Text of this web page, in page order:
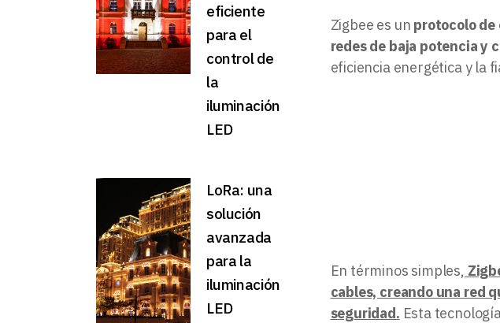
Zigbee es un protocolo de
redes de baja potencia y
eficiencia energética y la
En términos simples,
cables, creando una red
seguridad. Esta
eficiente
para el
control de
la
iluminación
LED
LoRa: una
solución
avanzada
para la
iluminación
LED